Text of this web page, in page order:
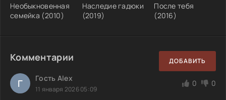
Необыкновенная
семейка (2010)
Наследие гадюки
(2019)
После тебя
(2016)
Комментарии ДОБАВИТЬ
Г Гость Alex
11 января 2026 05:09
0 0